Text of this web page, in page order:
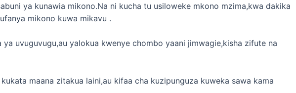
ya kunawia mikono.Na ni kucha tu usiloweke mkono mzima,kwa dakika
mikono kuwa mikavu .
ya uvuguvugu,au yalokua kwenye chombo yaani jimwagie,kisha zifute na
maana zitakua laini,au kifaa cha kuzipunguza kuweka sawa kama